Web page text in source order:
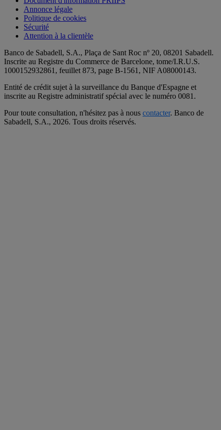
Annonce légale
Politique de cookies
Sécurité
Attention à la clientèle
Banco de Sabadell, S.A., Plaça de Sant Roc nº 20, 08201 Sabadell.
Inscrite au Registre du Commerce de Barcelone, tome/I.R.U.S.
1000152932861, feuillet 873, page B-1561, NIF A08000143.
Entité de crédit sujet à la surveillance du Banque d'Espagne et
inscrite au Registre administratif spécial avec le numéro 0081.
Pour toute consultation, n'hésitez pas à nous contacter. Banco de
Sabadell, S.A., 2026. Tous droits réservés.